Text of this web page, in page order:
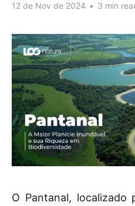
12 de Nov de 2024 • 3 min
O Pantanal, localizado